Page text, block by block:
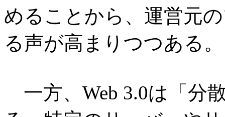
めることから、運営元
る声が高まりつつある。
一方、Web 3.0は「分